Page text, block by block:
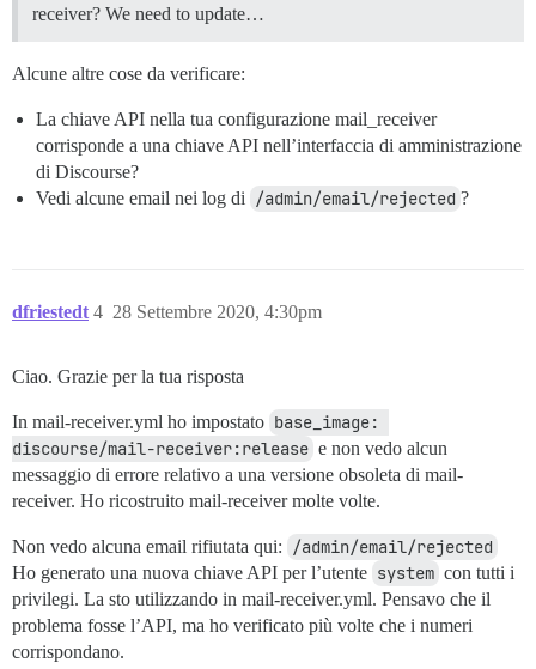
receiver? We need to update…
Alcune altre cose da verificare:
La chiave API nella tua configurazione mail_receiver
corrisponde a una chiave API nell’interfaccia di amministrazione
di Discourse?
Vedi alcune email nei log di
/admin/email/rejected ?
dfriestedt 28 Settembre 2020, 4:30pm
4
Ciao. Grazie per la tua risposta
In mail-receiver.yml ho impostato base_image:
discourse/mail-receiver:release e non vedo alcun
messaggio di errore relativo a una versione obsoleta di mail-
receiver. Ho ricostruito mail-receiver molte volte.
Non vedo alcuna email rifiutata qui: /admin/email/rejected
Ho generato una nuova chiave API per l’utente system con tutti i
privilegi. La sto utilizzando in mail-receiver.yml. Pensavo che il
problema fosse l’API, ma ho verificato più volte che i numeri
corrispondano.